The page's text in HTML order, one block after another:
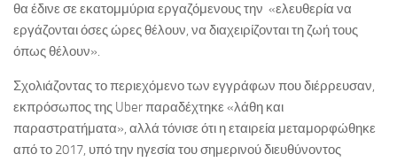
θα έδινε σε εκατομμύρια εργαζόμενους την «ελευθερία να
εργάζονται όσες ώρες θέλουν, να διαχειρίζονται τη ζωή τους
όπως θέλουν».
Σχολιάζοντας το περιεχόμενο των εγγράφων που διέρρευσαν,
εκπρόσωπος της Uber παραδέχτηκε «λάθη και
παραστρατήματα», αλλά τόνισε ότι η εταιρεία μεταμορφώθηκε
από το 2017, υπό την ηγεσία του σημερινού διευθύνοντος